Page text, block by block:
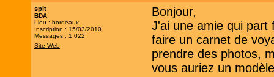
spit
BDA
Lieu : bordeaux
Inscription : 15/03/2010
Messages : 1 022
Site Web
Bonjour,
J'ai une amie qui part
faire un carnet de
prendre des photos,
vous auriez un